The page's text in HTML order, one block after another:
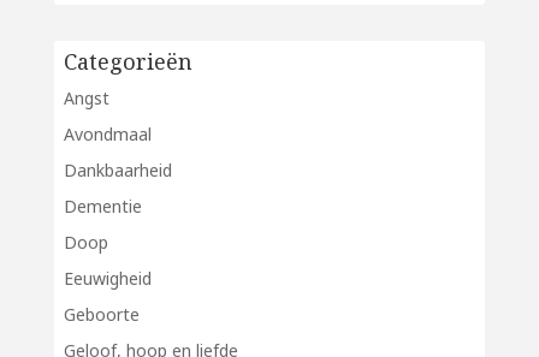
Categorieën
Angst
Avondmaal
Dankbaarheid
Dementie
Doop
Eeuwigheid
Geboorte
Geloof, hoop en liefde